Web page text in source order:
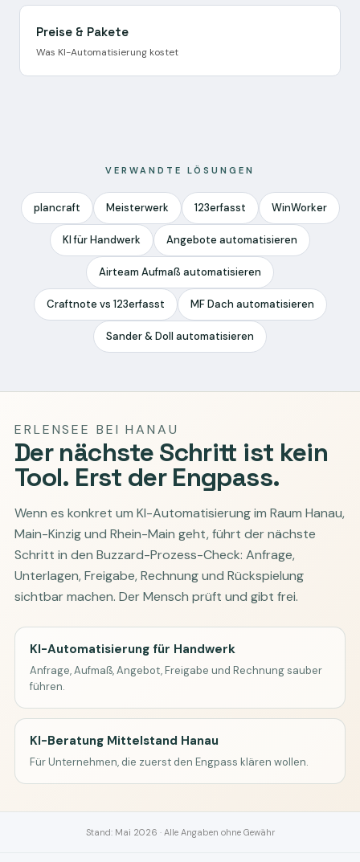
Preise & Pakete
Was KI-Automatisierung kostet
VERWANDTE LÖSUNGEN
plancraft Meisterwerk 123erfasst WinWorker
KI für Handwerk Angebote automatisieren
Airteam Aufmaß automatisieren
Craftnote vs 123erfasst MF Dach automatisieren
Sander & Doll automatisieren
ERLENSEE BEI HANAU
Der nächste Schritt ist kein
Tool. Erst der Engpass.
Wenn es konkret um KI-Automatisierung im Raum Hanau,
Main-Kinzig und Rhein-Main geht, führt der nächste
Schritt in den Buzzard-Prozess-Check: Anfrage,
Unterlagen, Freigabe, Rechnung und Rückspielung
sichtbar machen. Der Mensch prüft und gibt frei.
KI-Automatisierung für Handwerk
Anfrage, Aufmaß, Angebot, Freigabe und Rechnung sauber
führen.
KI-Beratung Mittelstand Hanau
Für Unternehmen, die zuerst den Engpass klären wollen.
Stand: Mai 2026 · Alle Angaben ohne Gewähr